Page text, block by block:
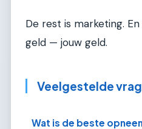
De rest is marketing.
geld — jouw geld.
Veelgestelde
Wat is de beste